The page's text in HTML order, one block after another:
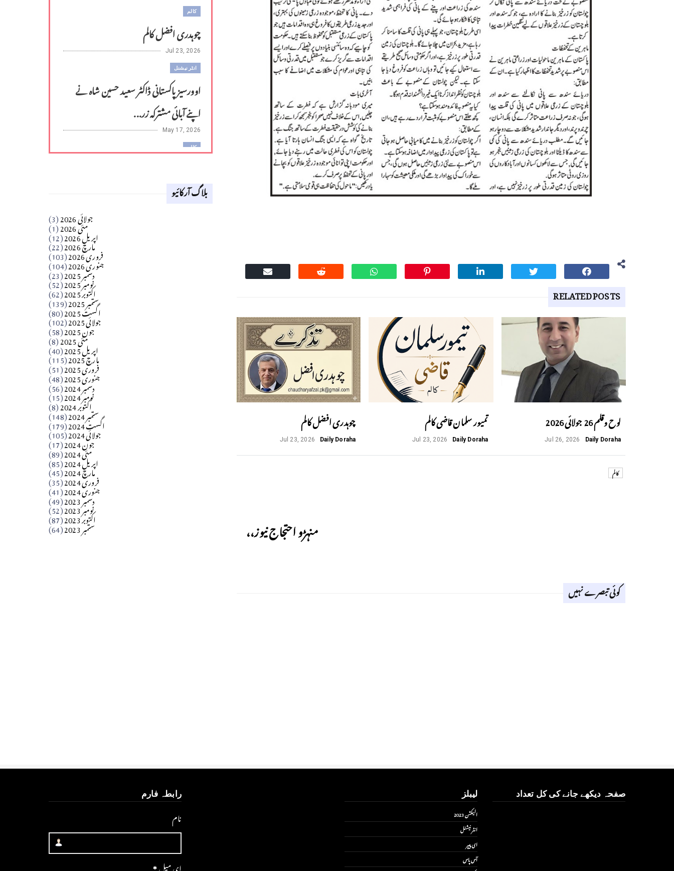
RELATED POSTS
لوح وقلم 26 جولائی 2026
Daily Doraha
Jul 26, 2026
تمیور سلمان قاضی کالم
Daily Doraha
Jul 23, 2026
چوہدری افضل کالم
Daily Doraha
Jul 23, 2026
کالم
منہڑو احتجاج نیوز،،
کوئی تبصرے نہیں
کالم
چوہدری افضل کالم
Jul 23, 2026
انٹر نیشنل
اوورسیز پاکستانی ڈاکٹر سعید حسین شاہ نے
اپنے آبائی مشترکہ زر...
May 17, 2026
کالم
Apr 18, 2026
آزاد کشمیر جیسے احتجاج کی ضرورت ہے؟
​تحریر: عاصم نواز طاہرخیلی (غازی/ہری پور)
بلاگ آرکائیو
جولائی 2026 (3) مئی 2026 (1) اپریل 2026 (12) مارچ 2026 (22) فروری 2026 (103) جنوری 2026 (104) دسمبر 2025 (23) نومبر 2025 (52) اکتوبر 2025 (62) ستمبر 2025 (139) اگست 2025 (80) جولائی 2025 (102) جون 2025 (58) مئی 2025 (8) اپریل 2025 (40) مارچ 2025 (115) فروری 2025 (51) جنوری 2025 (48) دسمبر 2024 (56) نومبر 2024 (15) اکتوبر 2024 (8) ستمبر 2024 (148) اگست 2024 (179) جولائی 2024 (105) جون 2024 (17) مئی 2024 (89) اپریل 2024 (85) مارچ 2024 (45) فروری 2024 (35) جنوری 2024 (41) دسمبر 2023 (49) نومبر 2023 (52) اکتوبر 2023 (87) ستمبر 2023 (64)
صفحہ دیکھے جانے کی کل تعداد لیبلز
الیکشن 2023
انٹر نیشنل
ای پیپر
آس پاس
رابطہ فارم
نام
ای میل*